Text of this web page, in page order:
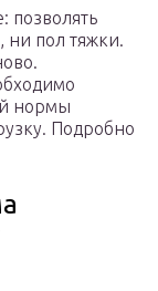
позволять
ни пол тяжки.
нормы
Подробно